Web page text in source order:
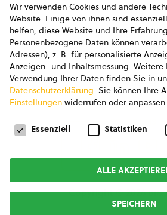
AGB
AGB Marketing
AGB Bildung
Newsletter
Copyright © 2026bio
Wir verwenden Cookies und andere
Website. Einige von ihnen sind
helfen, diese Website und Ihre
Personenbezogene Daten können
Adressen), z. B. für personalisierte
Anzeigen- und Inhaltsmessung. Weitere
Verwendung Ihrer Daten finden Sie in
Datenschutzerklärung. Sie können Ihre
Einstellungen widerrufen oder anpassen.
Datenschutzeinstellungen
Essenziell Statistiken
ALLE
SPEICHERN